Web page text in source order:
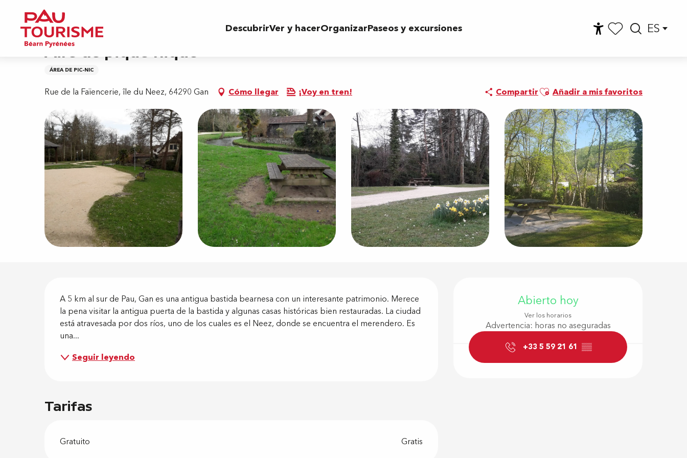
contenu
principal
ES
DescubrirVer y hacerOrganizarPaseos y excursiones
Inicio
Aire de pique-nique
ÁREA DE PIC-NIC
Rue de la Faïencerie, île du Neez, 64290 Gan Cómo llegar ¡Voy en tren! CompartirAjouter aux favoris
Añadir a mis favoritos
Horarios y
Abierto hoy
Ver los horarios
Advertencia: horas no aseguradas
+33 5 59 21 61 ▒▒
Descripción
A 5 km al sur de Pau, Gan es una antigua bastida bearnesa con un interesante patrimonio. Merece
la pena visitar la antigua puerta de la bastida y algunas casas históricas bien restauradas. La ciudad
está atravesada por dos ríos, uno de los cuales es el Neez, donde se encuentra el merendero. Es
una...
Seguir leyendo
Tarifas
Gratuito Gratis